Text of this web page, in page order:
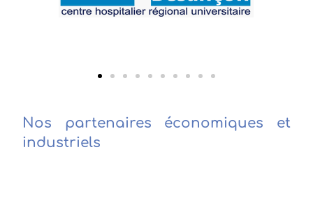
Nos partenaires économiques et
industriels